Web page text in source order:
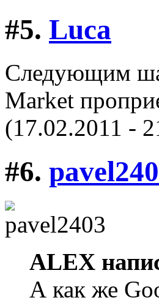
#5. Luca
Следующим
Market
(17.02.2011 -
#6.
ALEX
А как же